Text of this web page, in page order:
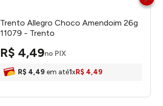
Trento Allegro Choco Amendoim 26g
11079 - Trento
R$ 4,49no PIX
R$ 4,49 em até1xR$ 4,49